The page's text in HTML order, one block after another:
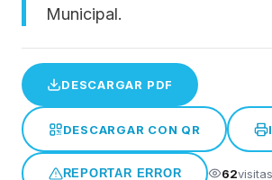
Autoridades
Digesto Municipal
Honorable Concejo Deliverante
Municipal.
DESCARGAR PDF
DESCARGAR CON QR
REPORTAR ERROR 62visitas